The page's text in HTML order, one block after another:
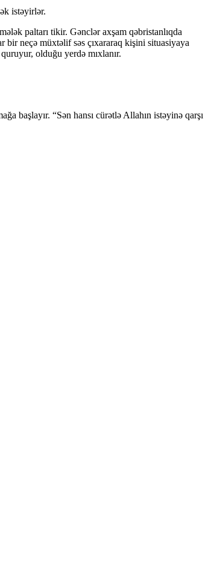
istəyirlər.
paltarı tikir. Gənclər axşam qəbristanlıqda
bir neçə müxtəlif səs çıxararaq kişini situasiyaya
olduğu yerdə mıxlanır.
başlayır. “Sən hansı cürətlə Allahın istəyinə qarşı